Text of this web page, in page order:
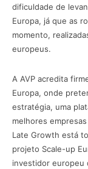
dificuldade de
Europa, já que as
momento,
europeus.
A AVP acredita
Europa, onde
estratégia, uma
melhores
Late Growth está
projeto Scale-up
investidor europeu